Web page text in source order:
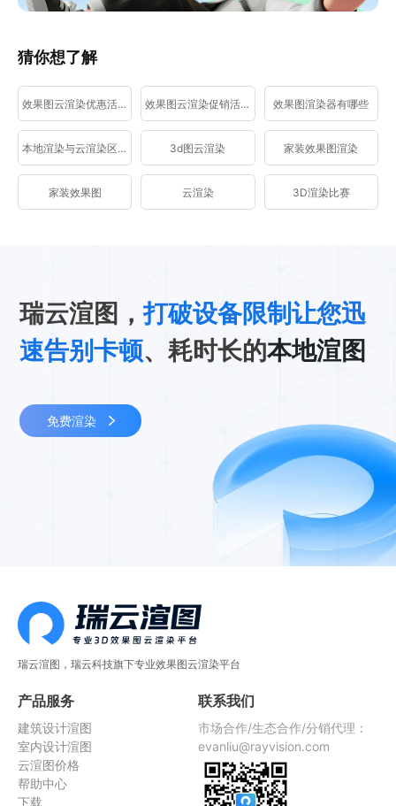
猜你想了解
效果图云渲染优惠活动 效果图云渲染促销活动 效果图渲染器有哪些
本地渲染与云渲染区别 3d图云渲染 家装效果图渲染
家装效果图 云渲染 3D渲染比赛
瑞云渲图，打破设备限制让您迅
速告别卡顿、耗时长的本地渲图
免费渲染
瑞云渲图，瑞云科技旗下专业效果图云渲染平台
产品服务
建筑设计渲图
室内设计渲图
云渲图价格
帮助中心
下载
联系我们
市场合作/生态合作/分销代理：
evanliu@rayvision.com